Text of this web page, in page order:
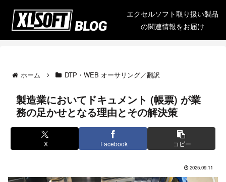
エクセルソフト取り扱い製品
の関連情報をお届け
ホーム DTP・WEB オーサリング／翻訳
製造業においてドキュメント (帳票) が業
務の足かせとなる理由とその解決策
X Facebook コピー
2025.09.11